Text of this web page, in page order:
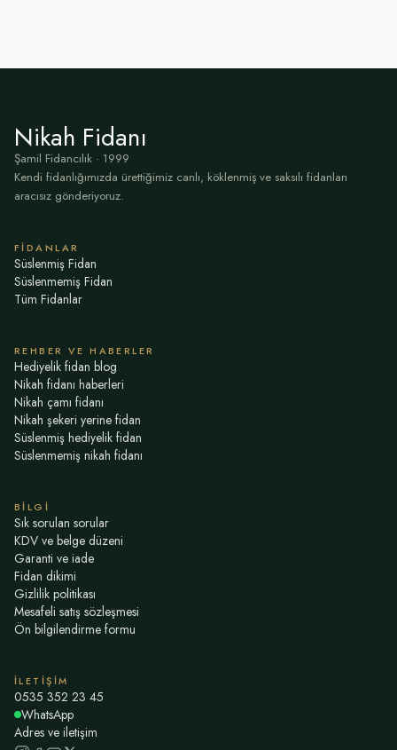
Nikah Fidanı
Şamil Fidancılık · 1999
Kendi fidanlığımızda ürettiğimiz canlı, köklenmiş ve saksılı fidanları
aracısız gönderiyoruz.
FIDANLAR
Süslenmiş Fidan
Süslenmemiş Fidan
Tüm Fidanlar
REHBER VE HABERLER
Hediyelik fidan blog
Nikah fidanı haberleri
Nikah çamı fidanı
Nikah şekeri yerine fidan
Süslenmiş hediyelik fidan
Süslenmemiş nikah fidanı
BILGI
Sık sorulan sorular
KDV ve belge düzeni
Garanti ve iade
Fidan dikimi
Gizlilik politikası
Mesafeli satış sözleşmesi
Ön bilgilendirme formu
İLETIŞIM
0535 352 23 45
WhatsApp
Adres ve iletişim